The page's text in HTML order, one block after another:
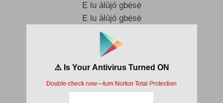
Ẹ lu àlùjó gbẹ́sẹ̀
Ẹ lu àlùjó gbẹ́sẹ̀
(Ẹ ganu sí Fújì mi)
Gbẹ́sẹ̀
Gbẹ́sẹ̀
Gbẹ́sẹ̀
Gbẹ́sẹ̀ sókè